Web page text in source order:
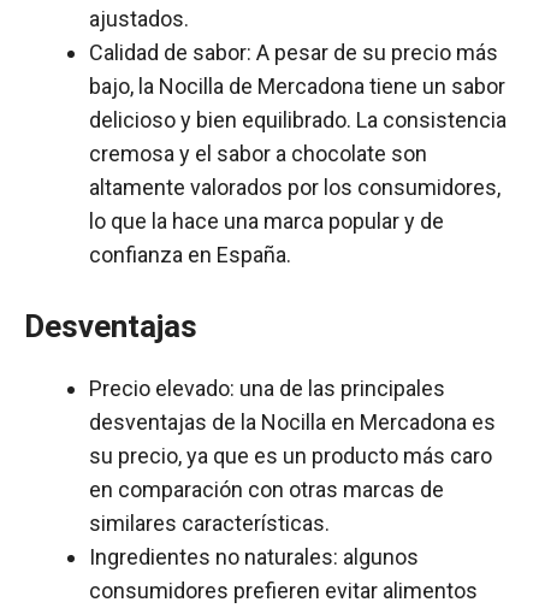
ajustados.
Calidad de sabor: A pesar de su precio más
bajo, la Nocilla de Mercadona tiene un sabor
delicioso y bien equilibrado. La consistencia
cremosa y el sabor a chocolate son
altamente valorados por los consumidores,
lo que la hace una marca popular y de
confianza en España.
Desventajas
Precio elevado: una de las principales
desventajas de la Nocilla en Mercadona es
su precio, ya que es un producto más caro
en comparación con otras marcas de
similares características.
Ingredientes no naturales: algunos
consumidores prefieren evitar alimentos